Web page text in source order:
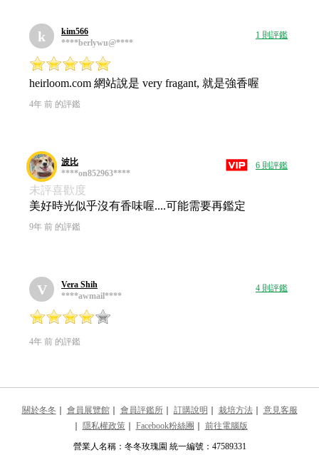
k
kim566
****berlywu@****
1 則評鑑
heirloom.com 網站說是 very fragant, 就是強香喔
4年 前 的評鑑
波比
****on852963****
6 則評鑑
未評喜歡度
美好時光似乎沒有香味喔....可能需要再鑑定
9年 前 的評鑑
V
Vera Shih
****awmail****
4 則評鑑
4年 前 的評鑑
關於冬冬 會員展覽館｜ 會員評鑑所｜ 訂購說明 栽培方法｜ 意見客服
隱私權政策｜ Facebook粉絲團 前往電腦版
營業人名稱：冬冬玫瑰園 統一編號：47589331